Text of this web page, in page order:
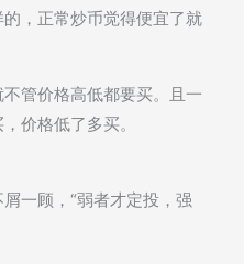
，正常炒币觉得便宜了就
管价格高低都要买。且一
价格低了多买。
一顾，“弱者才定投，强